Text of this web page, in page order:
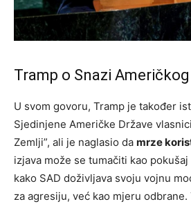
Tramp o Snazi
U svom govoru, Tramp je također
Sjedinjene Američke Države
Zemlji”, ali je naglasio da mrze
izjava može se tumačiti kao
kako SAD doživljava svoju vojnu
za agresiju, već kao mjeru